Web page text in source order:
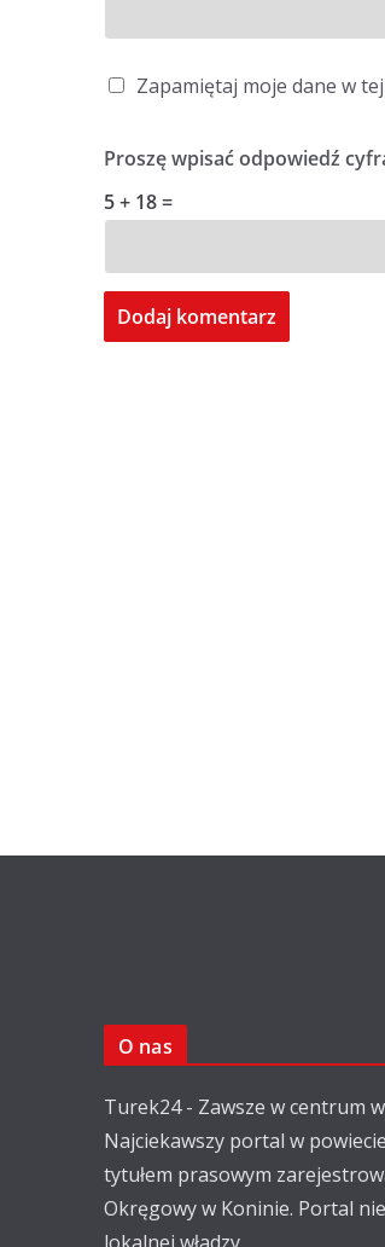
Zapamiętaj moje dane w
Proszę wpisać odpowiedź
5 + 18 =
O nas
Turek24 - Zawsze w centrum
Najciekawszy portal w
tytułem prasowym
Okręgowy w Koninie. Portal